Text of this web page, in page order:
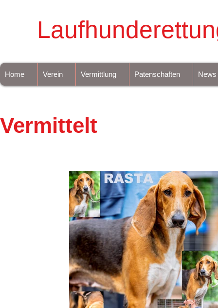
Home Verein Vermittlung Patenschaften News
Vermittelt